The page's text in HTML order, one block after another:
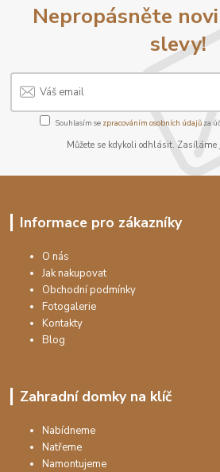
Nepropásněte
slevy!
Souhlasím se zpracováním osobních údajůza
Můžete se kdykoli odhlásit. Zasíláme
Informace pro zákazníky
O nás
Jak nakupovat
Obchodní podmínky
Fotogalerie
Kontakty
Blog
Zahradní domky na klíč
Nabídneme
Natřeme
Namontujeme